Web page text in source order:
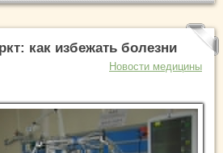
как избежать болезни
Новости медицины